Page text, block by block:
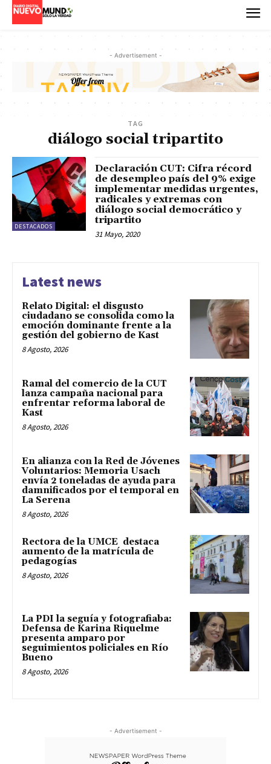
- Advertisement -
TAG
diálogo social tripartito
DESTACADOS
Declaración CUT: Cifra récord
de desempleo país del 9% exige
implementar medidas urgentes,
radicales y extremas con
diálogo social democrático y
tripartito
31 Mayo, 2020
Latest news
Relato Digital: el disgusto
ciudadano se consolida como la
emoción dominante frente a la
gestión del gobierno de Kast
8 Agosto, 2026
Ramal del comercio de la CUT
lanza campaña nacional para
enfrentar reforma laboral de
Kast
8 Agosto, 2026
En alianza con la Red de Jóvenes
Voluntarios: Memoria Usach
envía 2 toneladas de ayuda para
damnificados por el temporal en
La Serena
8 Agosto, 2026
Rectora de la UMCE destaca
aumento de la matrícula de
pedagogías
8 Agosto, 2026
La PDI la seguía y fotografiaba:
Defensa de Karina Riquelme
presenta amparo por
seguimientos policiales en Río
Bueno
8 Agosto, 2026
- Advertisement -